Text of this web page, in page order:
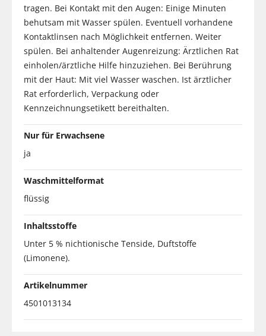
tragen. Bei Kontakt mit den Augen: Einige Minuten
behutsam mit Wasser spülen. Eventuell vorhandene
Kontaktlinsen nach Möglichkeit entfernen. Weiter
spülen. Bei anhaltender Augenreizung: Ärztlichen Rat
einholen/ärztliche Hilfe hinzuziehen. Bei Berührung
mit der Haut: Mit viel Wasser waschen. Ist ärztlicher
Rat erforderlich, Verpackung oder
Kennzeichnungsetikett bereithalten.
Nur für Erwachsene
ja
Waschmittelformat
flüssig
Inhaltsstoffe
Unter 5 % nichtionische Tenside, Duftstoffe
(Limonene).
Artikelnummer
4501013134